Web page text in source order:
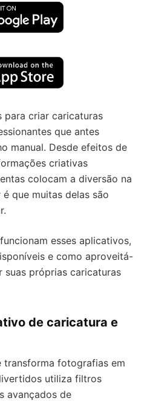
para criar caricaturas
que antes
manual. Desde efeitos de
criativas
colocam a diversão na
que muitas delas são
esses aplicativos,
e como aproveitá-
suas próprias caricaturas
de caricatura e
transforma fotografias em
utiliza filtros
avançados de